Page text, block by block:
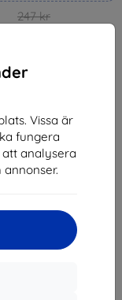
Vissa är
fungera
analysera
247 kr